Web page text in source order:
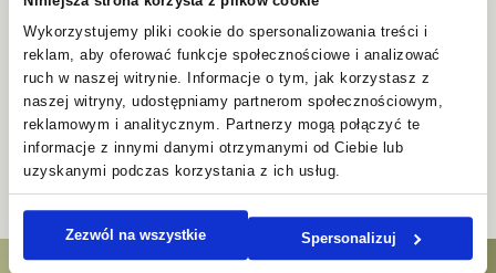
Wykorzystujemy pliki cookie do spersonalizowania treści i
reklam, aby oferować funkcje społecznościowe i analizować
ruch w naszej witrynie. Informacje o tym, jak korzystasz z
naszej witryny, udostępniamy partnerom społecznościowym,
reklamowym i analitycznym. Partnerzy mogą połączyć te
informacje z innymi danymi otrzymanymi od Ciebie lub
uzyskanymi podczas korzystania z ich usług.
Zezwól na wszystkie Spersonalizuj
Kategoria:Przepisy
Nawigacja
wpisu
Poprzedni
wpis:
Sycylijska pasta alla
Norma
Następny
wpis:
Risotto z dynią i boczkiem